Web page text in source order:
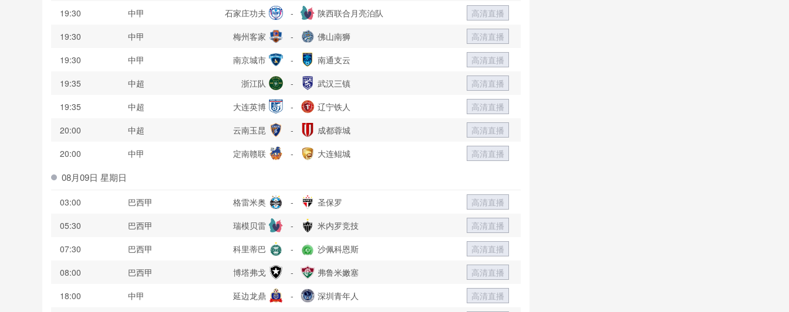
19:30
中甲 石家庄功夫 - 陕西联合月亮泊队
高清直播
19:30
中甲 梅州客家 - 佛山南狮
高清直播
19:30
中甲 南京城市 - 南通支云
高清直播
19:35
中超 浙江队 - 武汉三镇
高清直播
19:35
中超 大连英博 - 辽宁铁人
高清直播
20:00
中超 云南玉昆 - 成都蓉城
高清直播
20:00
中甲 定南赣联 - 大连鲲城 高清直播
08月09日 星期日
03:00 巴西甲 格雷米奥 - 圣保罗
高清直播
05:30
巴西甲 瑞模贝雷 - 米内罗竞技
高清直播
07:30
巴西甲 科里蒂巴 - 沙佩科恩斯
高清直播
08:00
巴西甲 博塔弗戈 - 弗鲁米嫩塞
高清直播
18:00
中甲 延边龙鼎 - 深圳青年人 高清直播